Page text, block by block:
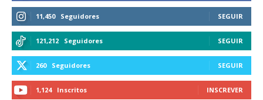
11,450 Seguidores SEGUIR
121,212 Seguidores SEGUIR
260 Seguidores SEGUIR
1,124 Inscritos INSCREVER